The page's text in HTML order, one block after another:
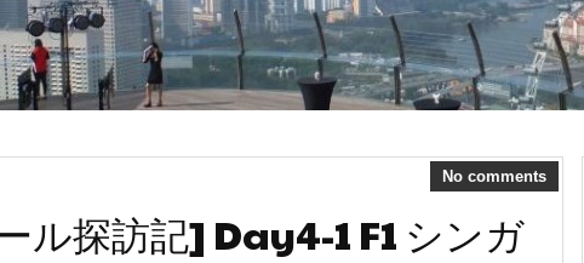
No comments
ル探訪記] Day4-1 F1 シンガ